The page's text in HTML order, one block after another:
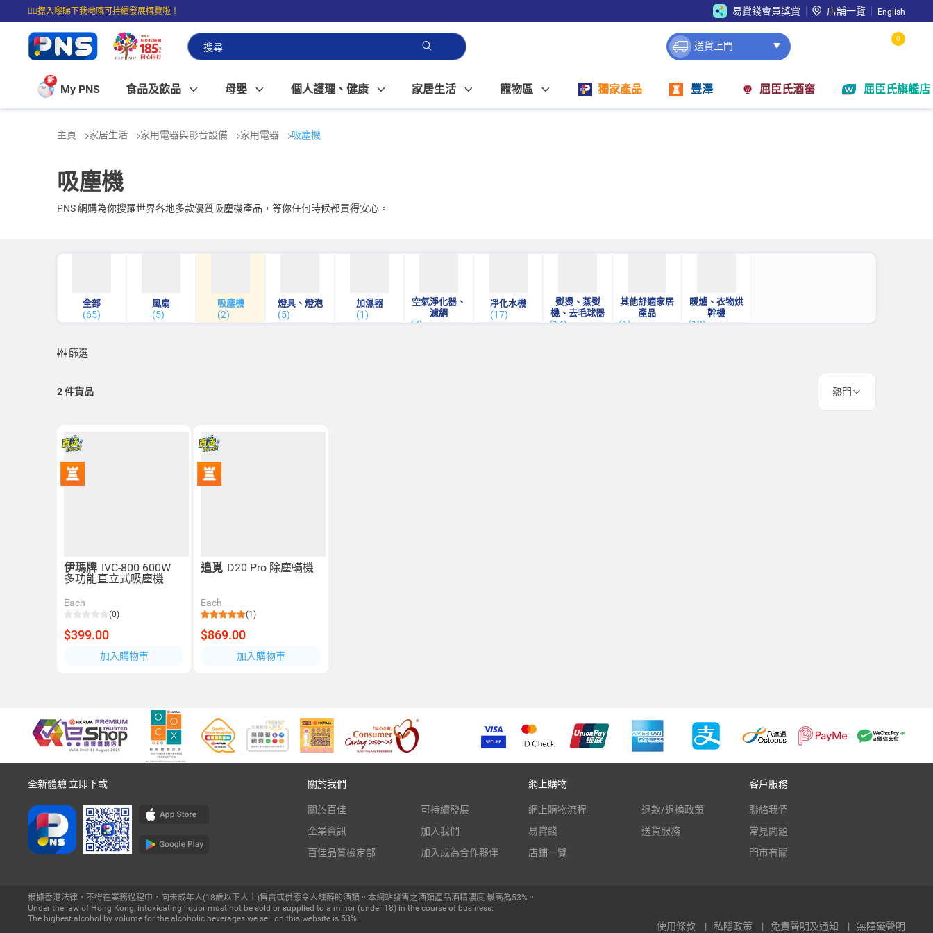
☝🏼㩒入嚟睇下我哋嘅可持續發展概覽啦！
⭐購物滿$399即享免費送貨；滿$100即可免費店取。
易賞錢會員獎賞 店舖一覽 English
送貨上門
0
新
My PNS 食品及飲品 母嬰 個人護理、健康 家居生活 寵物區 獨家產品 豐澤 屈臣氏酒窖 屈臣氏旗艦店
主頁 家居生活 家用電器與影音設備 家用電器 吸塵機
吸塵機
PNS 網購為你搜羅世界各地多款優質吸塵機產品，等你任何時候都買得安心。
全部
(65)
風扇
(5)
吸塵機
(2)
燈具、燈泡
(5)
加濕器
(1)
空氣淨化器、
濾網
(7)
凈化水機
(17)
熨燙、蒸熨
機、去毛球器
(14)
其他舒適家居
產品
(1)
暖爐、衣物烘
幹機
(13)
篩選
2件貨品 熱門
伊瑪牌 IVC-800 600W
多功能直立式吸塵機
Each
(0)
$399.00
加入購物車
追覓 D20 Pro 除塵蟎機
Each
(1)
$869.00
加入購物車
全新體驗 立即下載 關於我們
關於百佳
企業資訊
百佳品質檢定部
可持續發展
加入我們
加入成為合作夥伴
網上購物
網上購物流程
易賞錢
店鋪一覽
退款/退換政策
送貨服務
客戶服務
聯絡我們
常見問題
門市有關
根據香港法律，不得在業務過程中，向未成年人(18歲以下人士)售賣或供應令人醺醉的酒類。本網站發售之酒類產品酒精濃度 最高為53%。
Under the law of Hong Kong, intoxicating liquor must not be sold or supplied to a minor (under 18) in the course of business.
The highest alcohol by volume for the alcoholic beverages we sell on this website is 53%.
使用條款 私隱政策 免責聲明及通知 無障礙聲明